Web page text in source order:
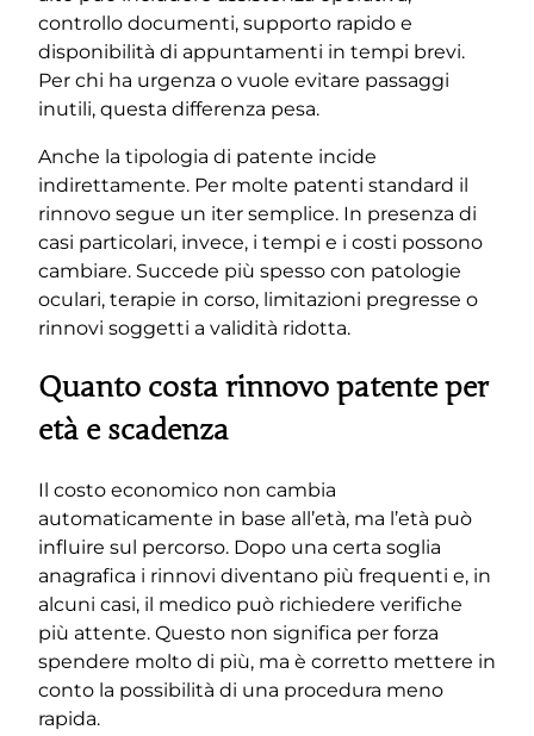
controllo documenti, supporto rapido e
disponibilità di appuntamenti in tempi brevi.
Per chi ha urgenza o vuole evitare passaggi
inutili, questa differenza pesa.
Anche la tipologia di patente incide
indirettamente. Per molte patenti standard il
rinnovo segue un iter semplice. In presenza di
casi particolari, invece, i tempi e i costi possono
cambiare. Succede più spesso con patologie
oculari, terapie in corso, limitazioni pregresse o
rinnovi soggetti a validità ridotta.
Quanto costa rinnovo patente per
età e scadenza
Il costo economico non cambia
automaticamente in base all’età, ma l’età può
influire sul percorso. Dopo una certa soglia
anagrafica i rinnovi diventano più frequenti e, in
alcuni casi, il medico può richiedere verifiche
più attente. Questo non significa per forza
spendere molto di più, ma è corretto mettere in
conto la possibilità di una procedura meno
rapida.